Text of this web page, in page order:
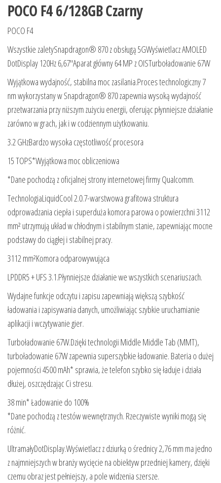
POCO F4 6/128GB Czarny
POCO F4
Wszystkie zaletySnapdragon® 870 z obsługą 5GWyświetlacz AMOLED
DotDisplay 120Hz 6,67″Aparat główny 64 MP z OISTurboładowanie 67W
Wyjątkowa wydajność, stabilna moc zasilania.Proces technologiczny 7
nm wykorzystany w Snapdragon® 870 zapewnia wysoką wydajność
przetwarzania przy niższym zużyciu energii, oferując płynniejsze działanie
zarówno w grach, jak i w codziennym użytkowaniu.
3.2 GHzBardzo wysoka częstotliwość procesora
15 TOPS*Wyjątkowa moc obliczeniowa
*Dane pochodzą z oficjalnej strony internetowej firmy Qualcomm.
TechnologiaLiquidCool 2.0.7-warstwowa grafitowa struktura
odprowadzania ciepła i superduża komora parowa o powierzchni 3112
mm² utrzymują układ w chłodnym i stabilnym stanie, zapewniając mocne
podstawy do ciągłej i stabilnej pracy.
3112 mm²Komora odparowywująca
LPDDR5 + UFS 3.1.Płynniejsze działanie we wszystkich scenariuszach.
Wydajne funkcje odczytu i zapisu zapewniają większą szybkość
ładowania i zapisywania danych, umożliwiając szybkie uruchamianie
aplikacji i wczytywanie gier.
Turboładowanie 67W.Dzięki technologii Middle Middle Tab (MMT),
turboładowanie 67W zapewnia superszybkie ładowanie. Bateria o dużej
pojemności 4500 mAh* sprawia, że telefon szybko się ładuje i działa
dłużej, oszczędzając Ci stresu.
38 min* Ładowanie do 100%
*Dane pochodzą z testów wewnętrznych. Rzeczywiste wyniki mogą się
różnić.
UltramałyDotDisplay.Wyświetlacz z dziurką o średnicy 2,76 mm ma jedno
z najmniejszych w branży wycięcie na obiektyw przedniej kamery, dzięki
czemu obraz jest pełniejszy, a pole widzenia szersze.